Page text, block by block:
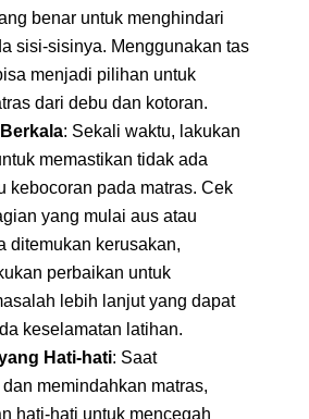
benar untuk menghindari
sisi-sisinya. Menggunakan tas
menjadi pilihan untuk
dari debu dan kotoran.
: Sekali waktu, lakukan
memastikan tidak ada
kebocoran pada matras. Cek
yang mulai aus atau
ditemukan kerusakan,
perbaikan untuk
lebih lanjut yang dapat
keselamatan latihan.
Hati-hati: Saat
memindahkan matras,
hati-hati untuk mencegah